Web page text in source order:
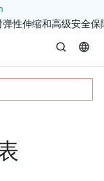
性伸缩和高级安全保